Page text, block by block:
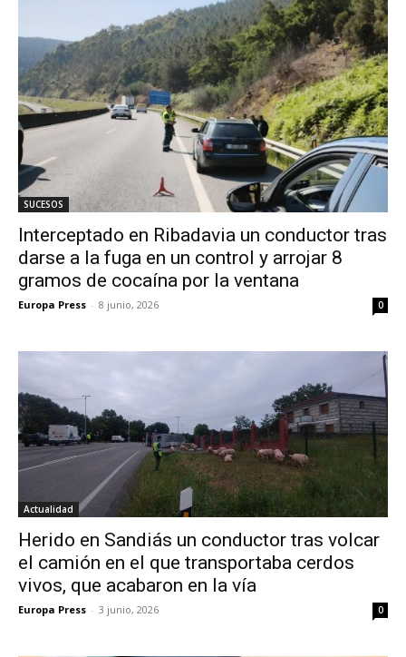
SUCESOS
Interceptado en Ribadavia un conductor tras
darse a la fuga en un control y arrojar 8
gramos de cocaína por la ventana
Europa Press - 8 junio, 2026 0
Actualidad
Herido en Sandiás un conductor tras volcar
el camión en el que transportaba cerdos
vivos, que acabaron en la vía
Europa Press - 3 junio, 2026 0